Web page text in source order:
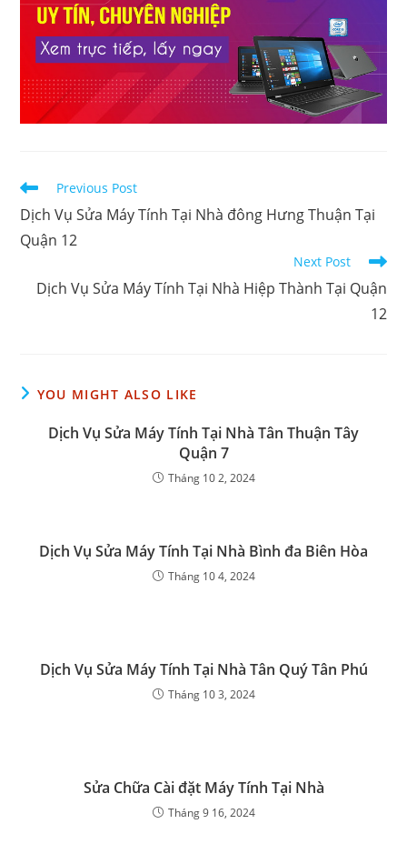
Read
more
articles
Previous Post
Dịch Vụ Sửa Máy Tính Tại Nhà đông Hưng Thuận Tại
Quận 12
Next Post
Dịch Vụ Sửa Máy Tính Tại Nhà Hiệp Thành Tại Quận
12
YOU MIGHT ALSO LIKE
Dịch Vụ Sửa Máy Tính Tại Nhà Tân Thuận Tây
Quận 7
Tháng 10 2, 2024
Dịch Vụ Sửa Máy Tính Tại Nhà Bình đa Biên Hòa
Tháng 10 4, 2024
Dịch Vụ Sửa Máy Tính Tại Nhà Tân Quý Tân Phú
Tháng 10 3, 2024
Sửa Chữa Cài đặt Máy Tính Tại Nhà
Tháng 9 16, 2024